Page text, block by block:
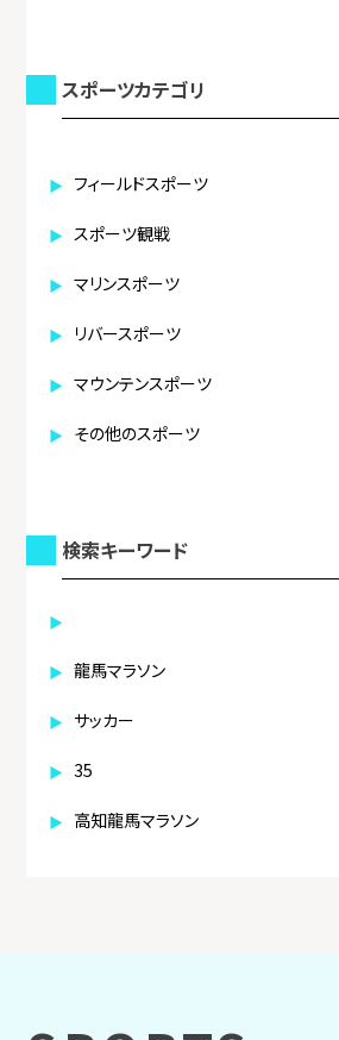
スポーツカテゴリ
フィールドスポーツ
スポーツ観戦
マリンスポーツ
リバースポーツ
マウンテンスポーツ
その他のスポーツ
検索キーワード
龍馬マラソン
サッカー
35
高知龍馬マラソン